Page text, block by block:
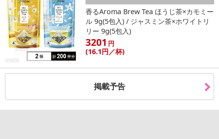
香るAroma Brew Tea ほうじ茶×カモミー
ル 9g(5包入) / ジャスミン茶×ホワイトリ
リー 9g(5包入)
3201 円
(16.1円 ／杯)
掲載予告